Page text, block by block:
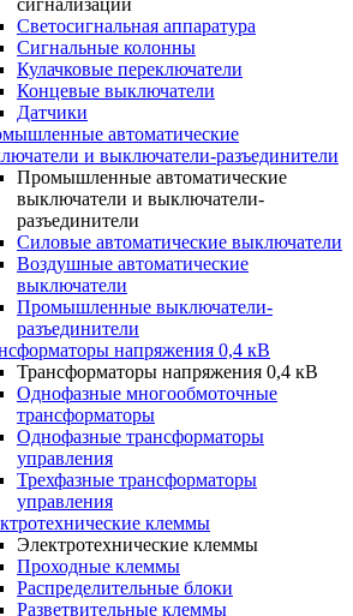
сигнализации
Светосигнальная аппаратура
Сигнальные колонны
Кулачковые переключатели
Концевые выключатели
Датчики
автоматические
и выключатели-разъединители
Промышленные автоматические
выключатели и выключатели-
разъединители
Силовые автоматические выключатели
Воздушные автоматические
выключатели
Промышленные выключатели-
разъединители
напряжения 0,4 кВ
Трансформаторы напряжения 0,4 кВ
Однофазные многообмоточные
трансформаторы
Однофазные трансформаторы
управления
Трехфазные трансформаторы
управления
клеммы
Электротехнические клеммы
Проходные клеммы
Распределительные блоки
Разветвительные клеммы